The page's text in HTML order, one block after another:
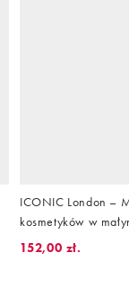
ICONIC London –
kosmetyków w
152,00 zł.